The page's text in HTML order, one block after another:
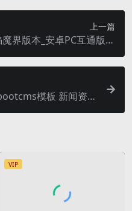
上一篇
界版本_安卓PC互通版本
_Win学习手工端
模板 新闻资讯
VIP